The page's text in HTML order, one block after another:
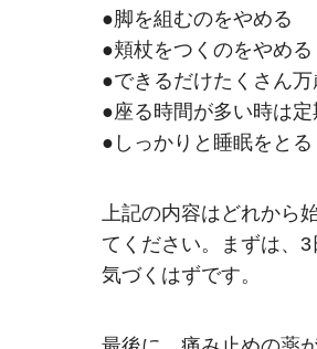
●脚を組むのをやめる
●頬杖をつくのをやめる
●できるだけたくさん
●座る時間が多い時は
●しっかりと睡眠をとる
上記の内容はどれから
てください。まずは、
気づくはずです。